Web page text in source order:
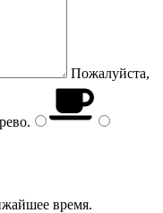
Пожалуйста,
.
время.